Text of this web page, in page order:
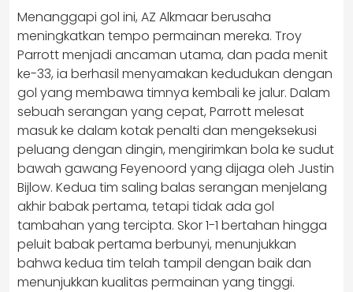
Menanggapi gol ini, AZ Alkmaar berusaha
meningkatkan tempo permainan mereka. Troy
Parrott menjadi ancaman utama, dan pada menit
ke-33, ia berhasil menyamakan kedudukan dengan
gol yang membawa timnya kembali ke jalur. Dalam
sebuah serangan yang cepat, Parrott melesat
masuk ke dalam kotak penalti dan mengeksekusi
peluang dengan dingin, mengirimkan bola ke sudut
bawah gawang Feyenoord yang dijaga oleh Justin
Bijlow. Kedua tim saling balas serangan menjelang
akhir babak pertama, tetapi tidak ada gol
tambahan yang tercipta. Skor 1-1 bertahan hingga
peluit babak pertama berbunyi, menunjukkan
bahwa kedua tim telah tampil dengan baik dan
menunjukkan kualitas permainan yang tinggi.